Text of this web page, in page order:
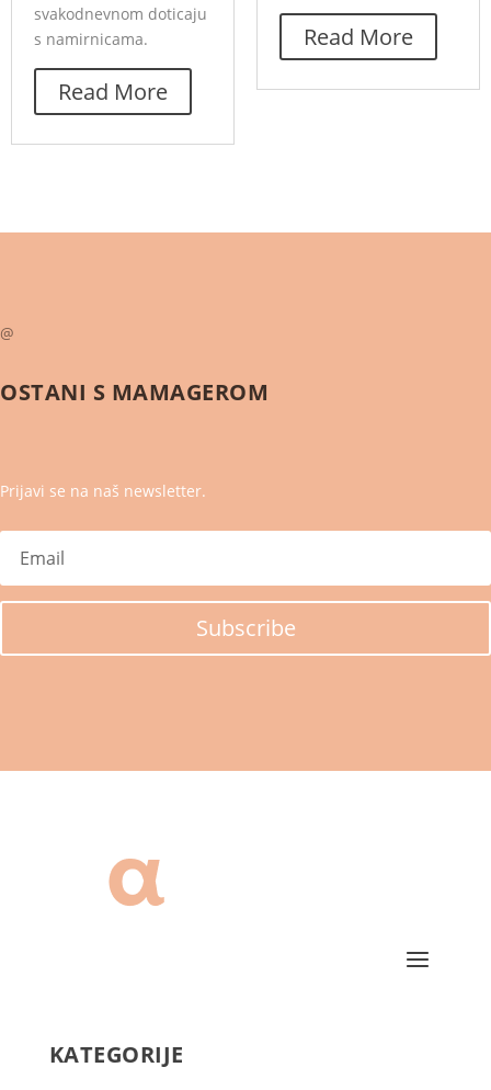
svakodnevnom doticaju
s namirnicama.
Read More
Read More
@
OSTANI S MAMAGEROM
Prijavi se na naš newsletter.
Subscribe
KATEGORIJE